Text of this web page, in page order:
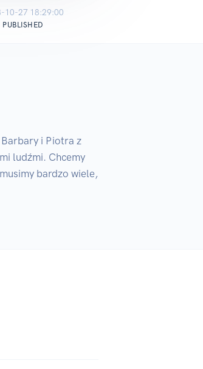
10-27 18:29:00
PUBLISHED
Barbary i Piotra z
ludźmi. Chcemy
bardzo wiele,